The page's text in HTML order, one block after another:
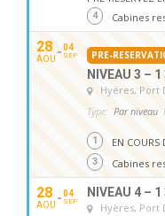
4 Cabines
28
AOU
04
SEP PRE-
NIVEAU 3 –
Hyères, Port
Type: Par niveau
1 EN COURS
3 Cabines
28
AOU
04
SEP
NIVEAU 4 –
Hyères, Port